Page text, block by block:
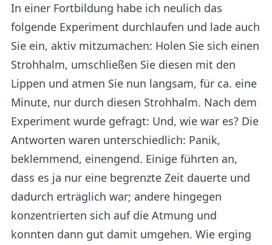
In einer Fortbildung habe ich neulich das
folgende Experiment durchlaufen und lade auch
Sie ein, aktiv mitzumachen: Holen Sie sich einen
Strohhalm, umschließen Sie diesen mit den
Lippen und atmen Sie nun langsam, für ca. eine
Minute, nur durch diesen Strohhalm. Nach dem
Experiment wurde gefragt: Und, wie war es? Die
Antworten waren unterschiedlich: Panik,
beklemmend, einengend. Einige führten an,
dass es ja nur eine begrenzte Zeit dauerte und
dadurch erträglich war; andere hingegen
konzentrierten sich auf die Atmung und
konnten dann gut damit umgehen. Wie erging